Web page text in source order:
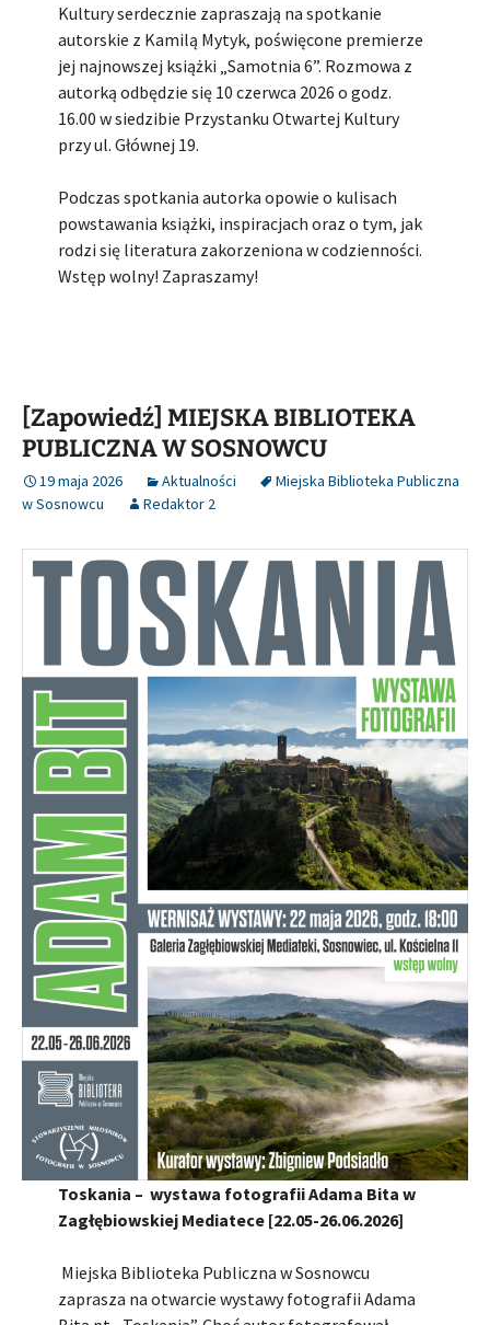
Kultury serdecznie zapraszają na spotkanie
autorskie z Kamilą Mytyk, poświęcone premierze
jej najnowszej książki „Samotnia 6”. Rozmowa z
autorką odbędzie się 10 czerwca 2026 o godz.
16.00 w siedzibie Przystanku Otwartej Kultury
przy ul. Głównej 19.
Podczas spotkania autorka opowie o kulisach
powstawania książki, inspiracjach oraz o tym, jak
rodzi się literatura zakorzeniona w codzienności.
Wstęp wolny! Zapraszamy!
[Zapowiedź] MIEJSKA BIBLIOTEKA
PUBLICZNA W SOSNOWCU
19 maja 2026 Aktualności
Miejska Biblioteka Publiczna
w Sosnowcu
Redaktor 2
Toskania – wystawa fotografii Adama Bita w
Zagłębiowskiej Mediatece [22.05-26.06.2026]
Miejska Biblioteka Publiczna w Sosnowcu
zaprasza na otwarcie wystawy fotografii Adama